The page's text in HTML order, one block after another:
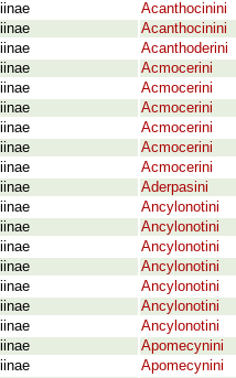
Acanthocinini
Acanthocinini
Acanthoderini
Acmocerini
Acmocerini
Acmocerini
Acmocerini
Acmocerini
Acmocerini
Aderpasini
Ancylonotini
Ancylonotini
Ancylonotini
Ancylonotini
Ancylonotini
Ancylonotini
Ancylonotini
Apomecynini
Apomecynini